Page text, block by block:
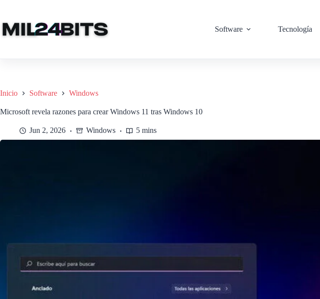
contenido
Software
Tecnología
Inicio Software Windows
Microsoft revela razones para crear Windows 11 tras Windows 10
Jun 2, 2026 Windows 5 mins